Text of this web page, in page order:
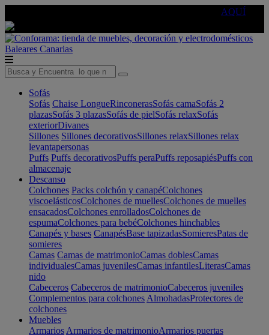
AQUÍ
Baleares Canarias
Sofás
Sofás Chaise LongueRinconerasSofás camaSofás 2
plazasSofás 3 plazasSofás de pielSofás relaxSofás
exteriorDivanes
Sillones Sillones decorativosSillones relaxSillones relax
levantapersonas
Puffs Puffs decorativosPuffs peraPuffs reposapiésPuffs con
almacenaje
Descanso
Colchones Packs colchón y canapéColchones
viscoelásticosColchones de muellesColchones de muelles
ensacadosColchones enrolladosColchones de
espumaColchones para bebéColchones hinchables
Canapés y bases CanapésBase tapizadasSomieresPatas de
somieres
Camas Camas de matrimonioCamas doblesCamas
individualesCamas juvenilesCamas infantilesLiterasCamas
nido
Cabeceros Cabeceros de matrimonioCabeceros juveniles
Complementos para colchones AlmohadasProtectores de
colchones
Muebles
Armarios Armarios de matrimonioArmarios puertas